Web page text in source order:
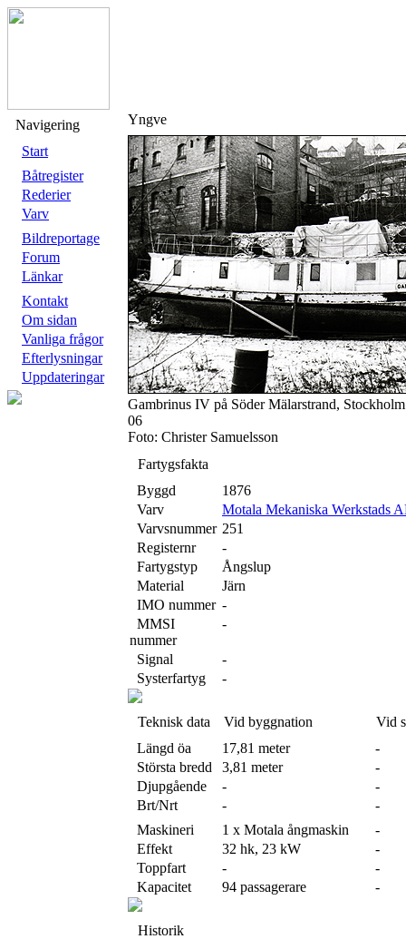
Navigering
Start
Båtregister
Rederier
Varv
Bildreportage
Forum
Länkar
Kontakt
Om sidan
Vanliga frågor
Efterlysningar
Uppdateringar
Yngve
Gambrinus IV på Söder Mälarstrand,
06
Foto: Christer Samuelsson
Fartygsfakta
Byggd
1876
Varv
Motala Mekaniska Werkstads
Varvsnummer 251
Registernr
-
Fartygstyp
Ångslup
Material
Järn
IMO nummer -
MMSI
nummer
-
Signal
-
Systerfartyg
-
Teknisk data Vid byggnation
Vid
Längd öa
17,81 meter
-
Största bredd
3,81 meter
-
Djupgående
-
-
Brt/Nrt
-
-
Maskineri
1 x Motala ångmaskin
-
Effekt
32 hk, 23 kW
-
Toppfart
-
-
Kapacitet
94 passagerare -
Historik